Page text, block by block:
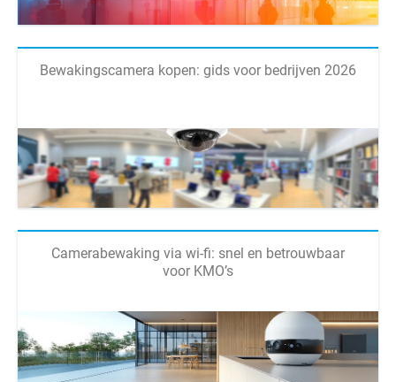
Bewakingscamera kopen: gids voor bedrijven 2026
Camerabewaking via wi-fi: snel en betrouwbaar
voor KMO’s